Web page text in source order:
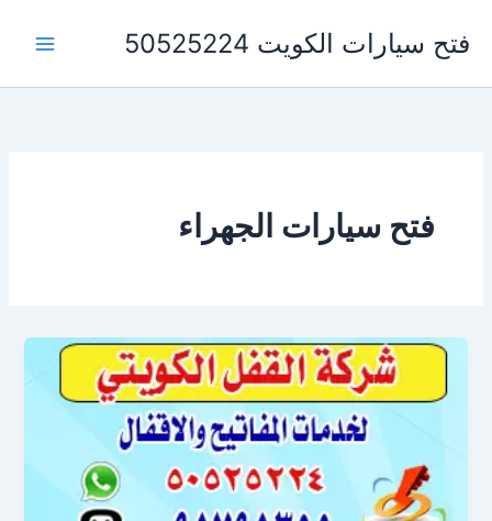
المحتوى
فتح سيارات الكويت 50525224
فتح سيارات الجهراء